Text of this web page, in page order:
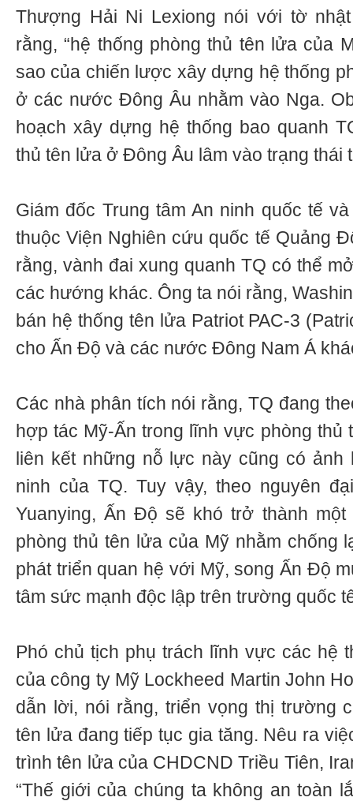
Thượng Hải Ni Lexiong nói với tờ
rằng, “hệ thống phòng thủ tên lửa của
sao của chiến lược xây dựng hệ thống
ở các nước Đông Âu nhằm vào Nga.
hoạch xây dựng hệ thống bao quanh
thủ tên lửa ở Đông Âu lâm vào trạng thái
Giám đốc Trung tâm An ninh quốc tế
thuộc Viện Nghiên cứu quốc tế Quảng
rằng, vành đai xung quanh TQ có thể
các hướng khác. Ông ta nói rằng,
bán hệ thống tên lửa Patriot PAC-3
cho Ấn Độ và các nước Đông Nam Á
Các nhà phân tích nói rằng, TQ đang
hợp tác Mỹ-Ấn trong lĩnh vực phòng
liên kết những nỗ lực này cũng có
ninh của TQ. Tuy vậy, theo nguyên
Yuanying, Ấn Độ sẽ khó trở thành
phòng thủ tên lửa của Mỹ nhằm chống
phát triển quan hệ với Mỹ, song Ấn Độ
tâm sức mạnh độc lập trên trường quốc
Phó chủ tịch phụ trách lĩnh vực các hệ
của công ty Mỹ Lockheed Martin John
dẫn lời, nói rằng, triển vọng thị trường
tên lửa đang tiếp tục gia tăng. Nêu ra
trình tên lửa của CHDCND Triều Tiên,
“Thế giới của chúng ta không an toàn